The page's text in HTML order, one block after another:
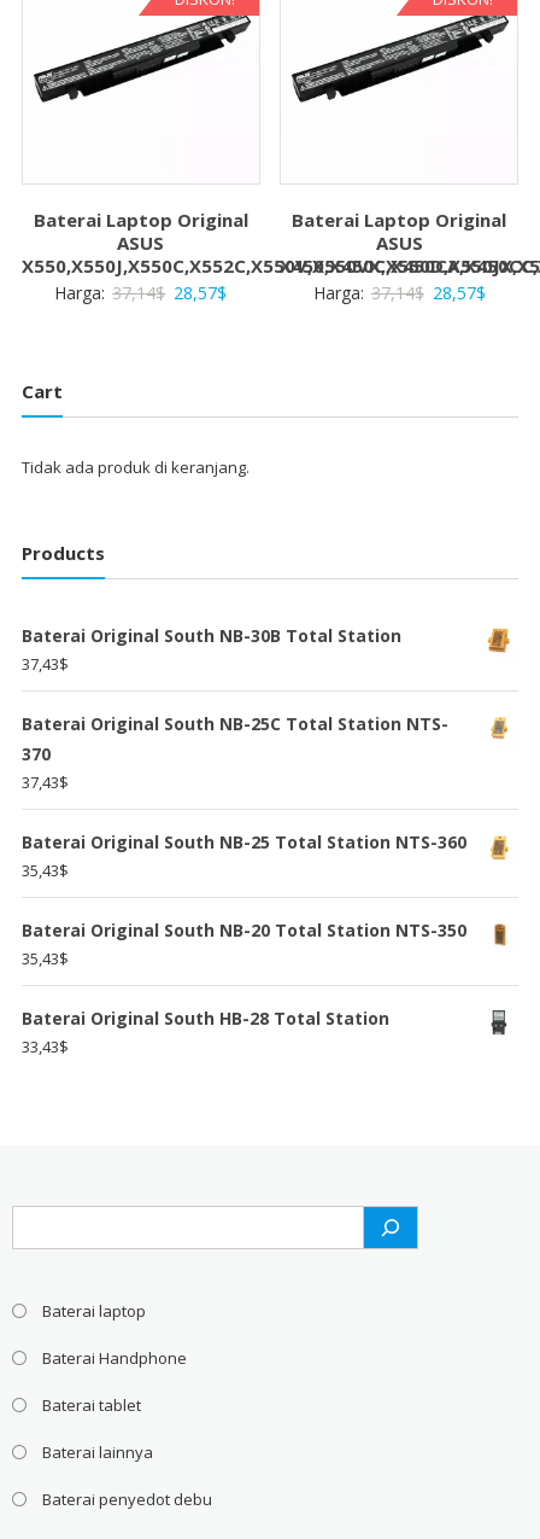
Baterai Laptop Original
ASUS
Harga: 37,14$ Harga
28,57$
28,57$.
Baterai Laptop Original
ASUS
Harga: 37,14$ Harga
28,57$Harga
28,57$.
Cart
Tidak ada produk di keranjang.
Products
Baterai Original South NB-30B Total Station
37,43$
Baterai Original South NB-25C Total Station NTS-
370
37,43$
Baterai Original South NB-25 Total Station NTS-360
35,43$
Baterai Original South NB-20 Total Station NTS-350
35,43$
Baterai Original South HB-28 Total Station
33,43$
Baterai laptop
Baterai Handphone
Baterai tablet
Baterai lainnya
Baterai penyedot debu